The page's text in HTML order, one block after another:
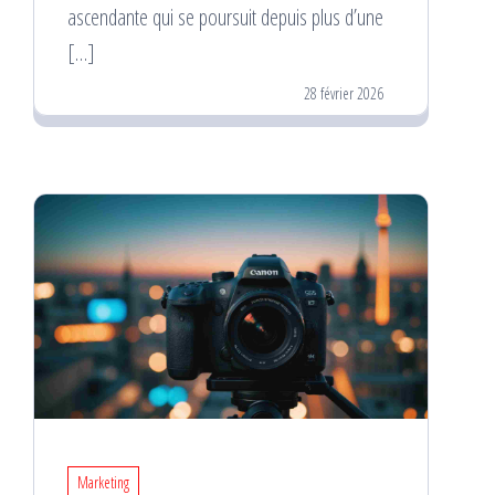
ascendante qui se poursuit depuis plus d’une
[…]
28 février 2026
Marketing